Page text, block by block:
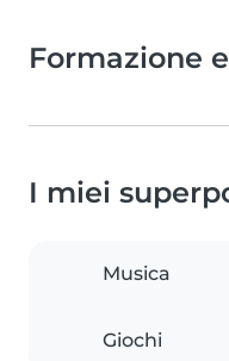
Formazione
I miei
Musica
Giochi